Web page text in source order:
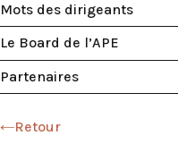
Mots des dirigeants
Le Board de l’APE
Partenaires
Retour